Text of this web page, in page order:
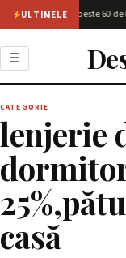
ULTIMELE
Harkov cu peste 60 de
☰
CATEGORIE
lenjerie
casă